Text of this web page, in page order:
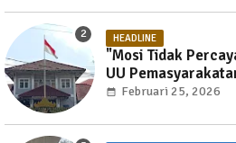
HEADLINE
"Mosi Tidak
UU
Layanan Publik di
Februari 25, 2026